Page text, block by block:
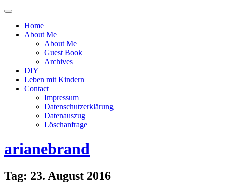
Menü
oder
ausblenden
Home
About Me
About Me
Guest Book
Archives
DIY
Leben mit Kindern
Contact
Impressum
Datenschutzerklärung
Datenauszug
Löschanfrage
arianebrand
Tag: 23. August 2016